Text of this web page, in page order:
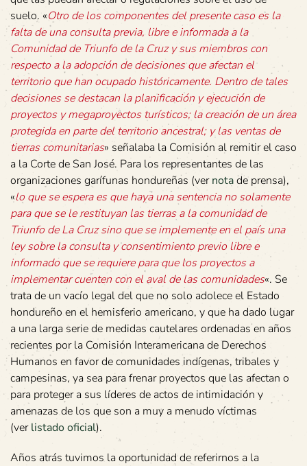
suelo. «Otro de los componentes del presente caso es la
falta de una consulta previa, libre e informada a la
Comunidad de Triunfo de la Cruz y sus miembros con
respecto a la adopción de decisiones que afectan el
territorio que han ocupado históricamente. Dentro de tales
decisiones se destacan la planificación y ejecución de
proyectos y megaproyectos turísticos; la creación de un área
protegida en parte del territorio ancestral; y las ventas de
tierras comunitarias» señalaba la Comisión al remitir el caso
a la Corte de San José. Para los representantes de las
organizaciones garífunas hondureñas (vernotade prensa),
«lo que se espera es que haya una sentencia no solamente
para que se le restituyan las tierras a la comunidad de
Triunfo de La Cruz sino que se implemente en el país una
ley sobre la consulta y consentimiento previo libre e
informado que se requiere para que los proyectos a
implementar cuenten con el aval de las comunidades«. Se
trata de un vacío legal del que no solo adolece el Estado
hondureño en el hemisferio americano, y que ha dado lugar
a una larga serie de medidas cautelares ordenadas en años
recientes por la Comisión Interamericana de Derechos
Humanos en favor de comunidades indígenas, tribales y
campesinas, ya sea para frenar proyectos que las afectan o
para proteger a sus líderes de actos de intimidación y
amenazas de los que son a muy a menudo víctimas
(verlistado oficial).
Años atrás tuvimos la oportunidad de referirnos a la